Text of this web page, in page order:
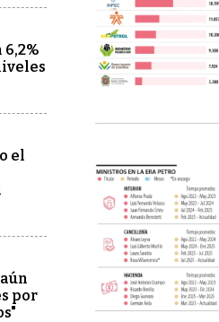
el
por